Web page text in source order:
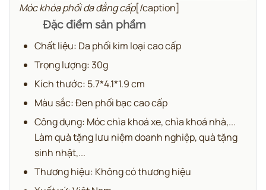
Móc khóa phối da đẳng cấp[/caption]
Đặc điểm sản phẩm
Chất liệu: Da phối kim loại cao cấp
Trọng lượng: 30g
Kích thước: 5.7*4.1*1.9 cm
Màu sắc: Đen phối bạc cao cấp
Công dụng: Móc chìa khoá xe, chìa khoá nhà,...
Làm quà tặng lưu niệm doanh nghiệp, quà tặng
sinh nhật,...
Thương hiệu: Không có thương hiệu